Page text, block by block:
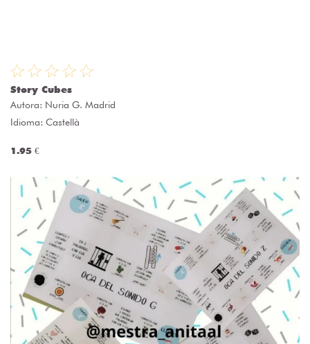
Story Cubes
Autora: Nuria G. Madrid
Idioma: Castellà
1.95 €